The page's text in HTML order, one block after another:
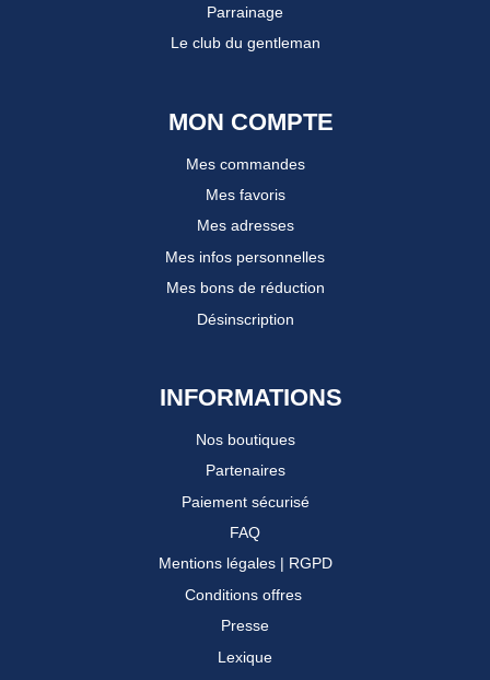
Parrainage
Le club du gentleman
MON COMPTE
Mes commandes
Mes favoris
Mes adresses
Mes infos personnelles
Mes bons de réduction
Désinscription
INFORMATIONS
Nos boutiques
Partenaires
Paiement sécurisé
FAQ
Mentions légales| RGPD
Conditions offres
Presse
Lexique